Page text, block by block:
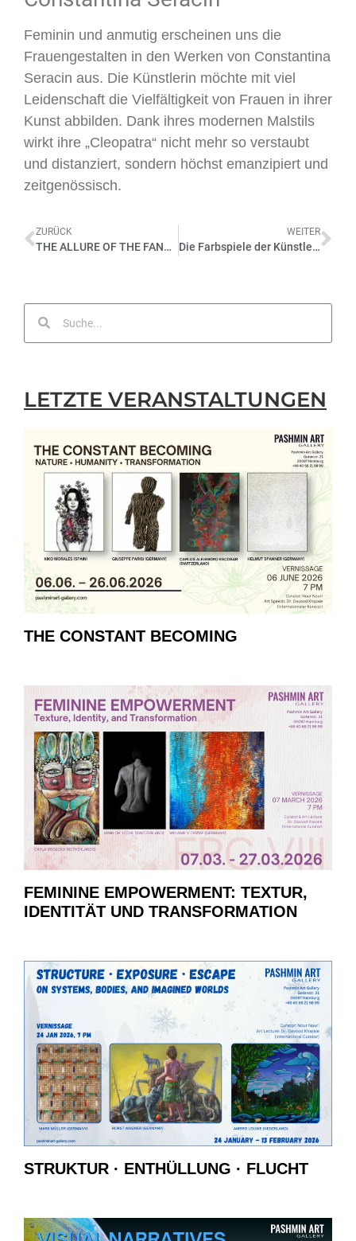
Feminin und anmutig erscheinen uns die
Frauengestalten in den Werken von Constantina
Seracin aus. Die Künstlerin möchte mit viel
Leidenschaft die Vielfältigkeit von Frauen in ihrer
Kunst abbilden. Dank ihres modernen Malstils
wirkt ihre „Cleopatra“ nicht mehr so verstaubt
und distanziert, sondern höchst emanzipiert und
zeitgenössisch.
ZURÜCK
THE ALLURE OF THE FANTASTIQUE – In der chinesischen zeitgenössischen Kunst – 2023
WEITER
Die Farbspiele der Künstlerin Kalchie
LETZTE VERANSTALTUNGEN
THE CONSTANT BECOMING
FEMININE EMPOWERMENT: TEXTUR,
IDENTITÄT UND TRANSFORMATION
STRUKTUR · ENTHÜLLUNG · FLUCHT